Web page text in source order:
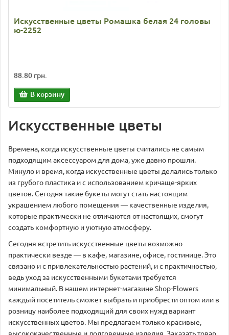
Искусственные цветы Ромашка белая 24 головы
ю-2252
88.80 грн.
В корзину
Искусственные цветы
Времена, когда искусственные цветы считались не самым
подходящим аксессуаром для дома, уже давно прошли.
Минуло и время, когда искусственные цветы делались только
из грубого пластика и с использованием кричаще-ярких
цветов. Сегодня такие букеты могут стать настоящим
украшением любого помещения — качественные изделия,
которые практически не отличаются от настоящих, смогут
создать комфортную и уютную атмосферу.
Сегодня встретить искусственные цветы возможно
практически везде — в кафе, магазине, офисе, гостинице. Это
связано и с привлекательностью растений, и с практичностью,
ведь уход за искусственными букетами требуется
минимальный. В нашем интернет-магазине Shop-Flowers
каждый посетитель сможет выбрать и приобрести оптом или в
розницу наиболее подходящий для своих нужд вариант
искусственных цветов. Мы предлагаем только красивые,